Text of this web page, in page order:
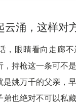
云涌，这样对
，眼睛看向走廊
持枪这一条可不是
是姚万千的父亲，
弟也绝对不可以私